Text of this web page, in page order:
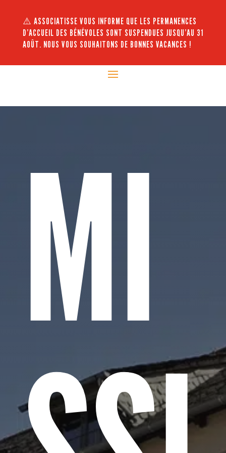
⚠️ ASSOCIATISSE VOUS INFORME QUE LES PERMANENCES
D’ACCUEIL DES BÉNÉVOLES SONT SUSPENDUES JUSQU’AU 31
AOÛT. NOUS VOUS SOUHAITONS DE BONNES VACANCES !
MI